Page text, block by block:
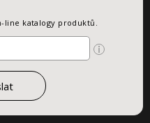
line katalogy produktů.